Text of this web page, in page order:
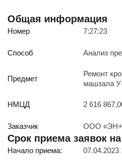
Стратегия
Карьера
Противодействие коррупции
Закупки товаров
Реализация непрофильных
Общая информация
Номер 7:27:23
Способ Анализ
Предмет
Ремонт
машзала
НМЦД 2 616
Заказчик ООО
Срок приема заявок
Начало приема: 07.04.2023